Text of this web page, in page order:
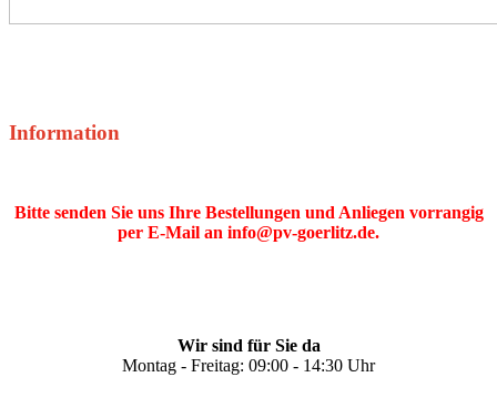
Information
Bitte senden Sie uns Ihre Bestellungen und Anliegen vorrangig
per E-Mail an info@pv-goerlitz.de.
Wir sind für Sie da
Montag - Freitag: 09:00 - 14:30 Uhr